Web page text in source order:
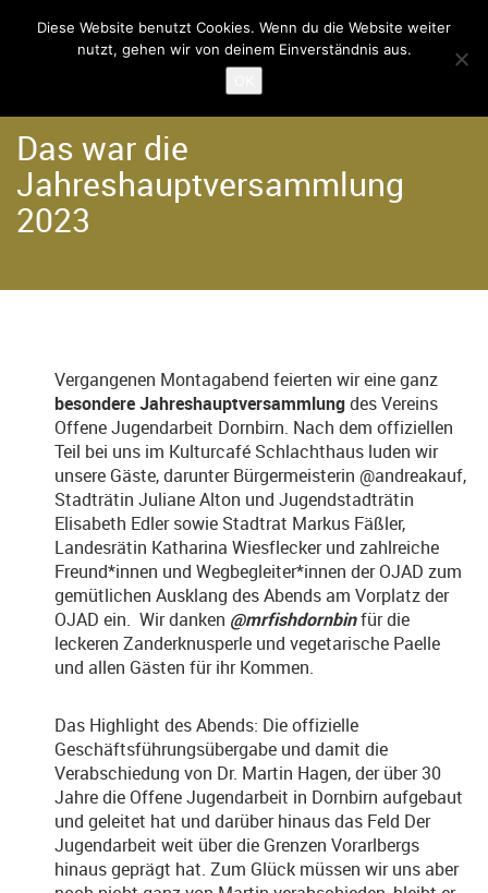
Der Verein
Das war die
Jahreshauptversammlung
2023
Vergangenen Montagabend feierten wir eine ganz
besondere Jahreshauptversammlungdes Vereins
Offene Jugendarbeit Dornbirn. Nach dem offiziellen
Teil bei uns im Kulturcafé Schlachthaus luden wir
unsere Gäste, darunter Bürgermeisterin @andreakauf,
Stadträtin Juliane Alton und Jugendstadträtin
Elisabeth Edler sowie Stadtrat Markus Fäßler,
Landesrätin Katharina Wiesflecker und zahlreiche
Freund*innen und Wegbegleiter*innen der OJAD zum
gemütlichen Ausklang des Abends am Vorplatz der
OJAD ein. Wir danken @mrfishdornbinfür die
leckeren Zanderknusperle und vegetarische Paelle
und allen Gästen für ihr Kommen.
Das Highlight des Abends: Die offizielle
Geschäftsführungsübergabe und damit die
Verabschiedung von Dr. Martin Hagen, der über 30
Jahre die Offene Jugendarbeit in Dornbirn aufgebaut
und geleitet hat und darüber hinaus das Feld Der
Jugendarbeit weit über die Grenzen Vorarlbergs
hinaus geprägt hat. Zum Glück müssen wir uns aber
Diese Website benutzt Cookies. Wenn du die Website weiter
nutzt, gehen wir von deinem Einverständnis aus.